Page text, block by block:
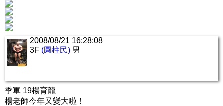
2008/08/21 16:28:08
3F (圓柱民) 男
季軍 19楊育龍
楊老師今年又變大啦！